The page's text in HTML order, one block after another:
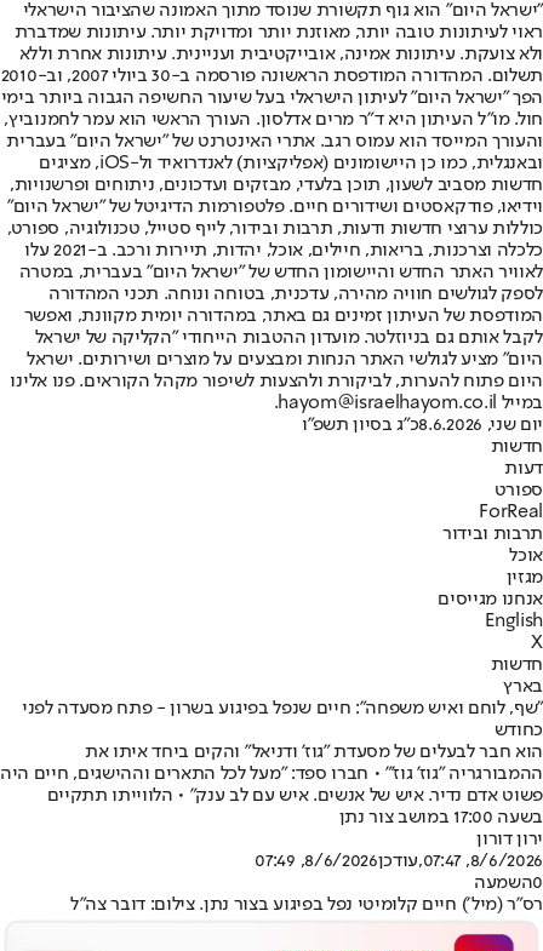
"ישראל היום" הוא גוף תקשורת שנוסד מתוך האמונה שהציבור הישראלי
ראוי לעיתונות טובה יותר, מאוזנת יותר ומדויקת יותר. עיתונות שמדברת
ולא צועקת. עיתונות אמינה, אובייקטיבית ועניינית. עיתונות אחרת וללא
תשלום. המהדורה המודפסת הראשונה פורסמה ב-30 ביולי 2007, וב-2010
הפך "ישראל היום" לעיתון הישראלי בעל שיעור החשיפה הגבוה ביותר בימי
חול. מו"ל העיתון היא ד"ר מרים אדלסון. העורך הראשי הוא עמר לחמנוביץ,
והעורך המייסד הוא עמוס רגב. אתרי האינטרנט של "ישראל היום" בעברית
ובאנגלית, כמו כן היישומונים (אפליקציות) לאנדרואיד ול-iOS, מציגים
חדשות מסביב לשעון, תוכן בלעדי, מבזקים ועדכונים, ניתוחים ופרשנויות,
וידיאו, פודקאסטים ושידורים חיים. פלטפורמות הדיגיטל של "ישראל היום"
כוללות ערוצי חדשות ודעות, תרבות ובידור, לייף סטייל, טכנולוגיה, ספורט,
כלכלה וצרכנות, בריאות, חיילים, אוכל, יהדות, תיירות ורכב. ב-2021 עלו
לאוויר האתר החדש והיישומון החדש של "ישראל היום" בעברית, במטרה
לספק לגולשים חוויה מהירה, עדכנית, בטוחה ונוחה. תכני המהדורה
המודפסת של העיתון זמינים גם באתר, במהדורה יומית מקוונת, ואפשר
לקבל אותם גם בניוזלטר. מועדון ההטבות הייחודי "הקליקה של ישראל
היום" מציע לגולשי האתר הנחות ומבצעים על מוצרים ושירותים. ישראל
היום פתוח להערות, לביקורת ולהצעות לשיפור מקהל הקוראים. פנו אלינו
במייל hayom@israelhayom.co.il.
יום שני, 8.6.2026
כ"ג בסיון תשפ"ו
חדשות
דעות
ספורט
ForReal
תרבות ובידור
אוכל
מגזין
אנחנו מגייסים
English
X
חדשות
בארץ
"שף, לוחם ואיש משפחה": חיים שנפל בפיגוע בשרון - פתח מסעדה לפני
כחודש
הוא חבר לבעלים של מסעדת "גוז' ודניאל" והקים ביחד איתו את
ההמבורגריה "גוז' גוז'" • חברו ספד: "מעל לכל התארים וההישגים, חיים היה
פשוט אדם נדיר. איש של אנשים. איש עם לב ענק" • הלווייתו תתקיים
בשעה 17:00 במושב צור נתן
ירון דורון
8/6/2026, 07:47
,עודכן8/6/2026, 07:49
0השמעה
רס"ר (מיל׳) חיים קלומיטי נפל בפיגוע בצור נתן. צילום: דובר צה"ל